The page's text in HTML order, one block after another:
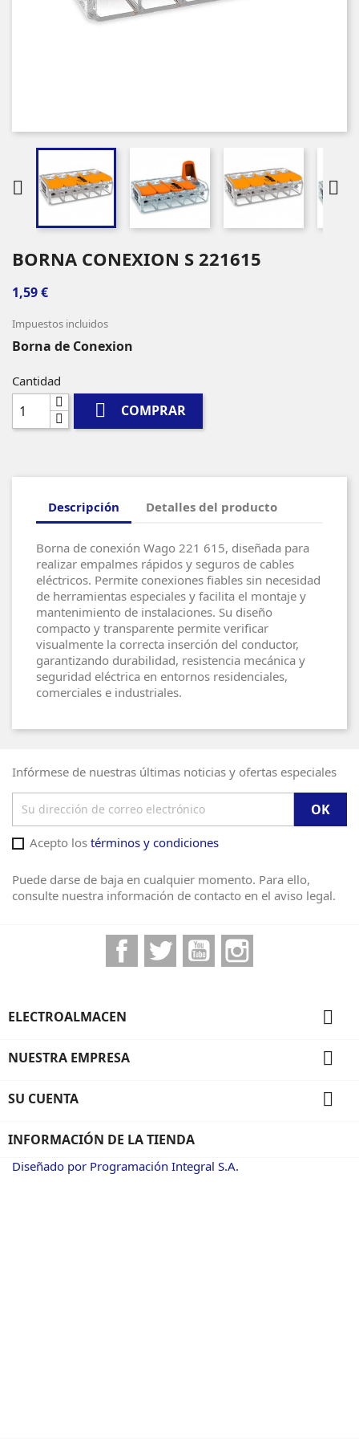
 
BORNA CONEXION S 221615
1,59 €
Impuestos incluidos
Borna de Conexion
Cantidad
 COMPRAR
Descripción Detalles del producto
Borna de conexión Wago 221 615, diseñada para
realizar empalmes rápidos y seguros de cables
eléctricos. Permite conexiones fiables sin necesidad
de herramientas especiales y facilita el montaje y
mantenimiento de instalaciones. Su diseño
compacto y transparente permite verificar
visualmente la correcta inserción del conductor,
garantizando durabilidad, resistencia mecánica y
seguridad eléctrica en entornos residenciales,
comerciales e industriales.
Infórmese de nuestras últimas noticias y ofertas especiales
Acepto los términos y condiciones
Puede darse de baja en cualquier momento. Para ello,
consulte nuestra información de contacto en el aviso legal.
FacebookTwitter YouTube
ELECTROALMACEN 
NUESTRA EMPRESA 
SU CUENTA 
INFORMACIÓN DE LA TIENDA
Diseñado por Programación Integral S.A.